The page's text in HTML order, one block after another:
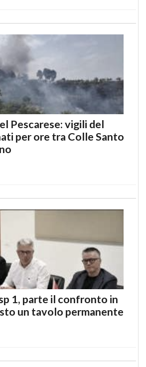
Pescarese: vigili del
per ore tra Colle Santo
1, parte il confronto in
un tavolo permanente